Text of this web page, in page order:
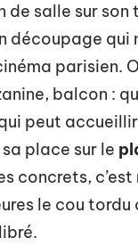
de salle sur
découpage qui
parisien.
balcon :
peut
place sur le
concrets,
le cou tordu